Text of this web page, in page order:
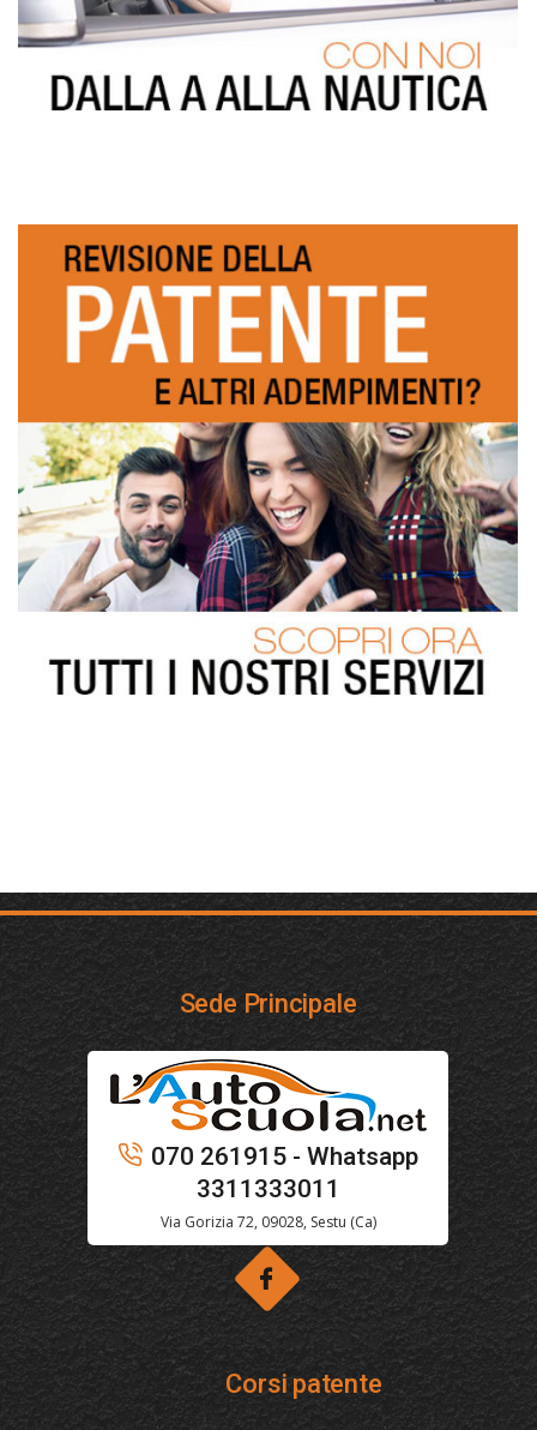
Sede Principale
070 261915 - Whatsapp
3311333011
Via Gorizia 72, 09028, Sestu (Ca)
Corsi patente